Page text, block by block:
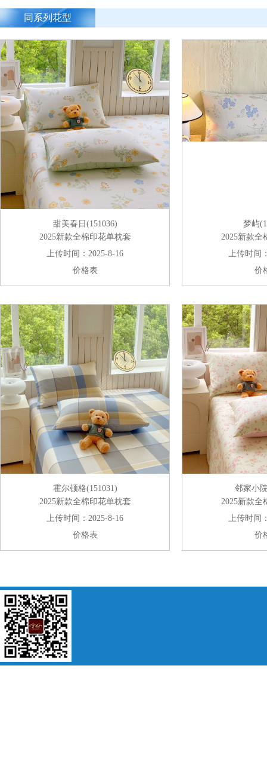
同系列花型
甜美春日(151036)
2025新款全棉印花单枕套
上传时间：2025-8-16
价格表
梦屿
2025新款全
上传时间
价
霍尔顿格(151031)
2025新款全棉印花单枕套
上传时间：2025-8-16
价格表
邻家小
2025新款全
上传时间
价